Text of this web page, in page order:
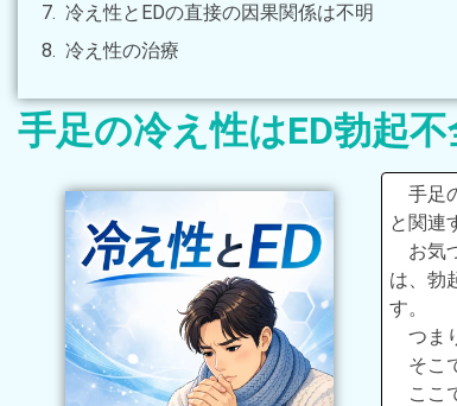
冷え性とEDの直接の因果関係は不明
冷え性の治療
手足の冷え性はED勃起
手足
と関連
お気
は、勃
す。
つま
そこ
ここ